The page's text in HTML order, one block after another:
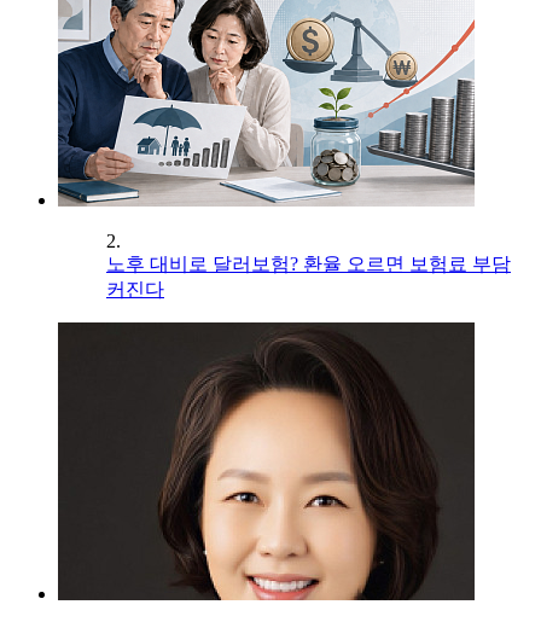
2.
노후 대비로 달러보험? 환율 오르면 보험료 부담
커진다